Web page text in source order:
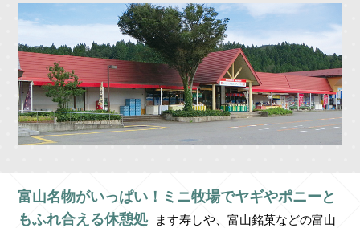
富山名物がいっぱい！ミニ牧場でヤギやポニーと
もふれ合える休憩処ます寿しや、富山銘菓などの富山